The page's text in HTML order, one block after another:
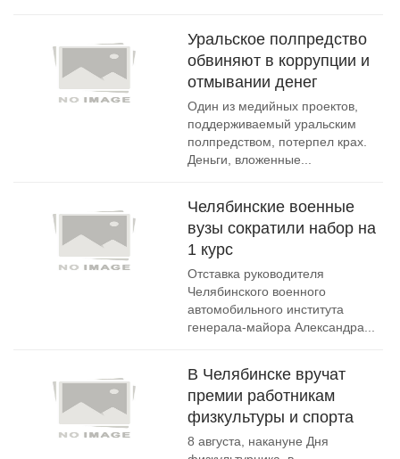
Уральское полпредство
обвиняют в коррупции и
отмывании денег
Один из медийных проектов,
поддерживаемый уральским
полпредством, потерпел крах.
Деньги, вложенные...
Челябинские военные
вузы сократили набор на
1 курс
Отставка руководителя
Челябинского военного
автомобильного института
генерала-майора Александра...
В Челябинске вручат
премии работникам
физкультуры и спорта
8 августа, накануне Дня